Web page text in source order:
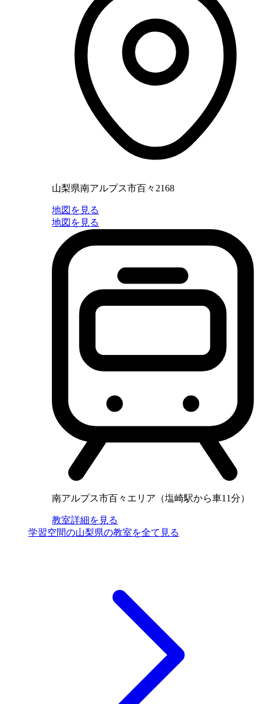
山梨県南アルプス市百々2168
地図を見る
地図を見る
南アルプス市百々エリア（塩崎駅から車11分）
教室詳細を見る
学習空間の山梨県の教室を全て見る